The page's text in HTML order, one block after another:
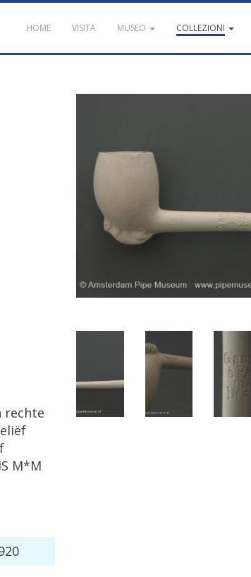
HOME VISITA MUSEO COLLEZIONI
rechte
ëf
f
M*M